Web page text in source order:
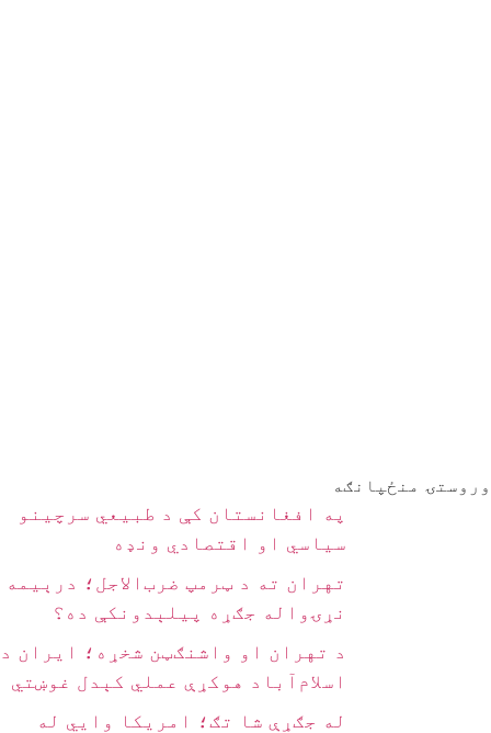
وروستۍ منځپانګه
په افغانستان کې د طبیعي سرچینو
سیاسي او اقتصادي ونډه
تهران ته د ټرمپ ضرب‌الاجل؛ درېیمه
نړۍواله جګړه پیلېدونکې ده؟
د تهران او واشنګټن شخړه؛ ایران د
اسلام‌آباد هوکړې عملي کېدل غوښتي
له جګړې شا تګ؛ امریکا وايي له